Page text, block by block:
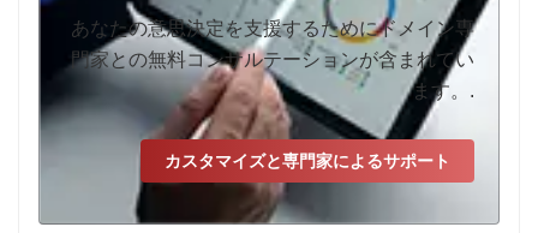
あなたの意思決定を支援するためにドメイン専
門家との無料コンサルテーションが含まれてい
ます。.
カスタマイズと専門家によるサポート